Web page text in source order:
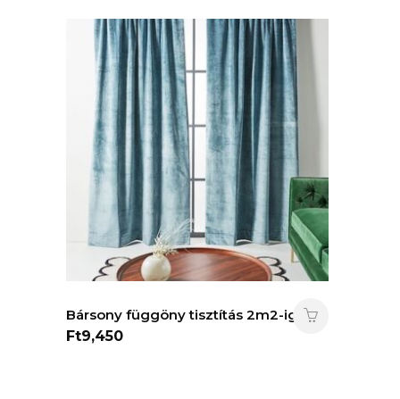
Bársony függöny tisztítás 2m2-ig.
Ft9,450